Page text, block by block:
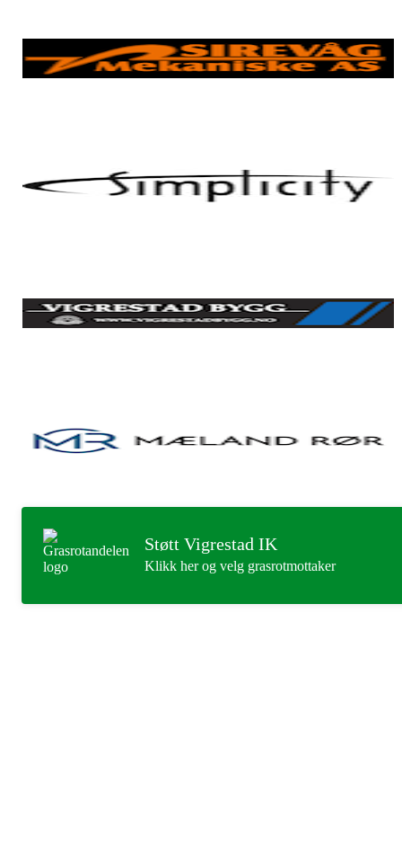
Støtt Vigrestad IK
Klikk her og velg grasrotmottaker